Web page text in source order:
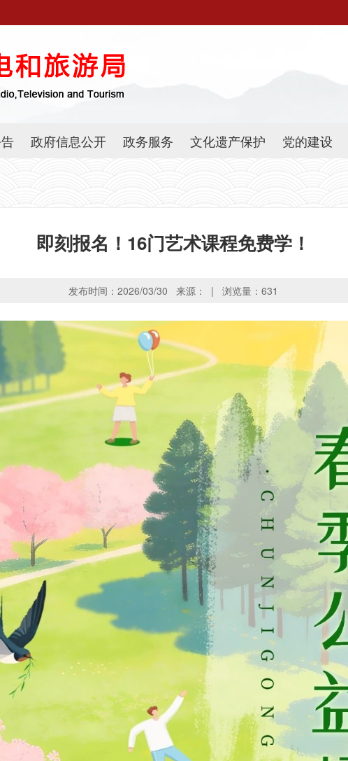
政府信息公开 政务服务 文化遗产保护 党的建设
即刻报名！16门艺术课程免费学！
发布时间：2026/03/30 来源： | 浏览量： 631